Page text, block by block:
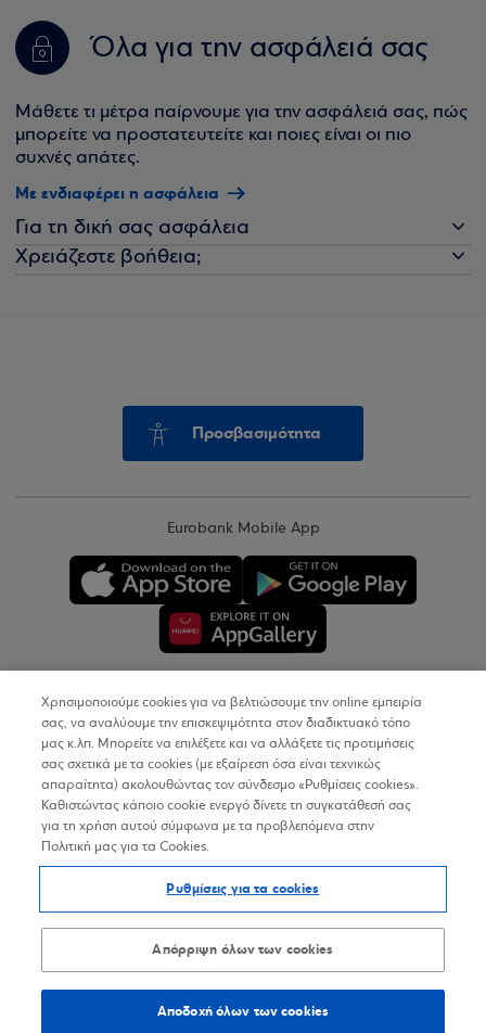
Όλα για την ασφάλειά σας
Μάθετε τι μέτρα παίρνουμε για την ασφάλειά σας, πώς
μπορείτε να προστατευτείτε και ποιες είναι οι πιο
συχνές απάτες.
Με ενδιαφέρει η ασφάλεια
Για τη δική σας ασφάλεια
Χρειάζεστε βοήθεια;
Προσβασιμότητα
Eurobank Mobile App
Copyright © 2026
Όροι Χρήσης
Προσωπικά Δεδομένα στον Διαδικτυακό Τόπο
Δήλωση Προσβασιμότητας
Sitemap
Χρησιμοποιούμε cookies για να βελτιώσουμε την online εμπειρία
σας, να αναλύουμε την επισκεψιμότητα στον διαδικτυακό τόπο
μας κ.λπ. Μπορείτε να επιλέξετε και να αλλάξετε τις προτιμήσεις
σας σχετικά με τα cookies (με εξαίρεση όσα είναι τεχνικώς
απαραίτητα) ακολουθώντας τον σύνδεσμο «Ρυθμίσεις cookies».
Καθιστώντας κάποιο cookie ενεργό δίνετε τη συγκατάθεσή σας
για τη χρήση αυτού σύμφωνα με τα προβλεπόμενα στην
Πολιτική μας για τα Cookies.
Ρυθμίσεις για τα cookies
Απόρριψη όλων των cookies
Αποδοχή όλων των cookies